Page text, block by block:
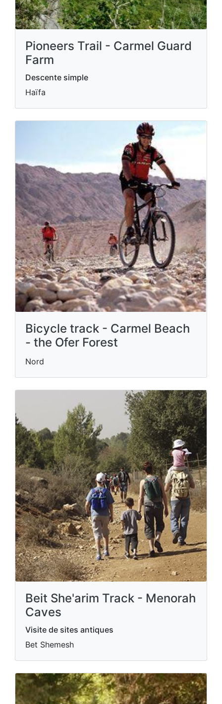
Pioneers Trail - Carmel Guard
Farm
Descente simple
Haïfa
Bicycle track - Carmel Beach
- the Ofer Forest
Nord
Beit She'arim Track - Menorah
Caves
Visite de sites antiques
Bet Shemesh